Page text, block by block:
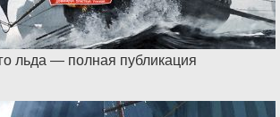
льда — полная публикация